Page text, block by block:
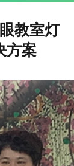
眼教室灯
方案